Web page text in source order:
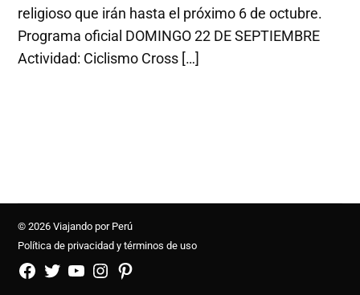
religioso que irán hasta el próximo 6 de octubre.
Programa oficial DOMINGO 22 DE SEPTIEMBRE
Actividad: Ciclismo Cross […]
© 2026 Viajando por Perú
Política de privacidad y términos de uso
FB
TW YouTubeInstagramPinterest